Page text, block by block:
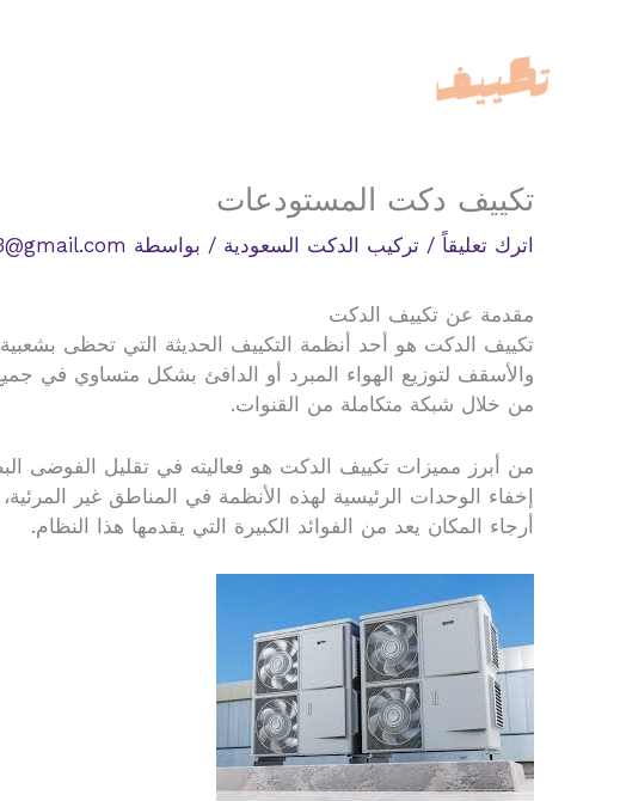
تكييف دكت المستودعات
اترك تعليقاً / تركيب الدكت السعودية / بواسطة
مقدمة عن تكييف الدكت
تكييف الدكت هو أحد أنظمة التكييف الحديثة التي تحظى
والأسقف لتوزيع الهواء المبرد أو الدافئ بشكل متساوي في
من خلال شبكة متكاملة من القنوات.
من أبرز مميزات تكييف الدكت هو فعاليته في تقليل الفوضى
إخفاء الوحدات الرئيسية لهذه الأنظمة في المناطق غير
أرجاء المكان يعد من الفوائد الكبيرة التي يقدمها هذا النظام.